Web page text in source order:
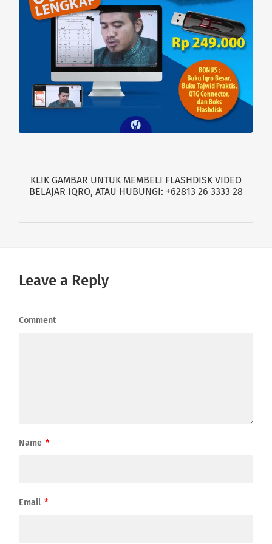
KLIK GAMBAR UNTUK MEMBELI FLASHDISK VIDEO
BELAJAR IQRO, ATAU HUBUNGI: +62813 26 3333 28
Leave a Reply
Comment
Name *
Email *